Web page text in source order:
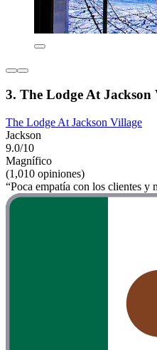
3. The Lodge At Jackson
The Lodge At Jackson Village
Jackson
9.0/10
Magnífico
(1,010 opiniones)
“Poca empatía con los clientes y